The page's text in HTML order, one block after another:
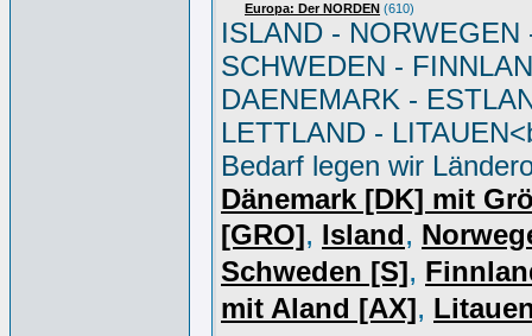
Europa: Der NORDEN (610)
ISLAND - NORWEGEN
SCHWEDEN -
DAENEMARK -
LETTLAND -
Bedarf legen wir
Dänemark [DK] mit
[GRO], Island,
Schweden [S],
mit Aland [AX],